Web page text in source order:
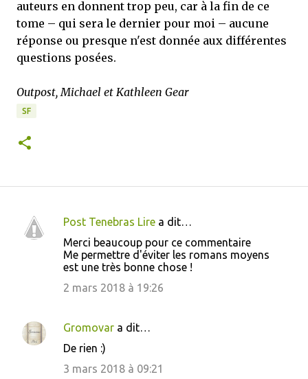
auteurs en donnent trop peu, car à la fin de ce
tome – qui sera le dernier pour moi – aucune
réponse ou presque n'est donnée aux différentes
questions posées.
Outpost, Michael et Kathleen Gear
SF
C
n
t
Post Tenebras Lire a dit…
Merci beaucoup pour ce commentaire
Me permettre d'éviter les romans moyens
est une très bonne chose !
2 mars 2018 à 19:26
Gromovar a dit…
De rien :)
3 mars 2018 à 09:21